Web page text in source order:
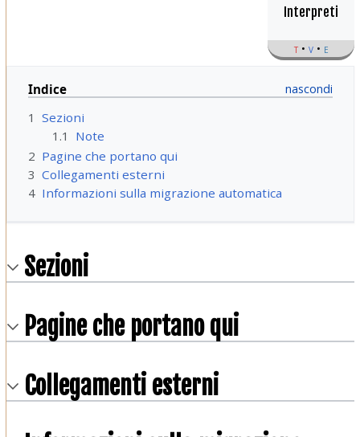
Interpreti
t v e
Indice
1 Sezioni
1.1
Note
2 Pagine che portano qui
3 Collegamenti esterni
4 Informazioni sulla migrazione automatica
Sezioni
Pagine che portano qui
Collegamenti esterni